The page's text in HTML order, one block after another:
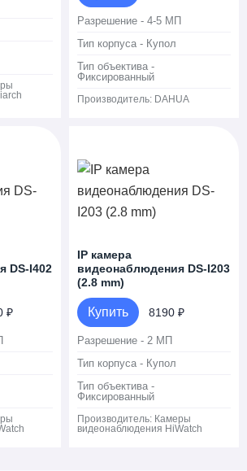
Разрешение - 4-5 МП
Тип корпуса - Купол
Тип объектива -
Фиксированный
Производитель: DAHUA
DS-I402
₽
IP камера
видеонаблюдения DS-I203
(2.8 mm)
Купить 8190 ₽
Разрешение - 2 МП
Тип корпуса - Купол
Тип объектива -
Фиксированный
Производитель: Камеры
видеонаблюдения HiWatch